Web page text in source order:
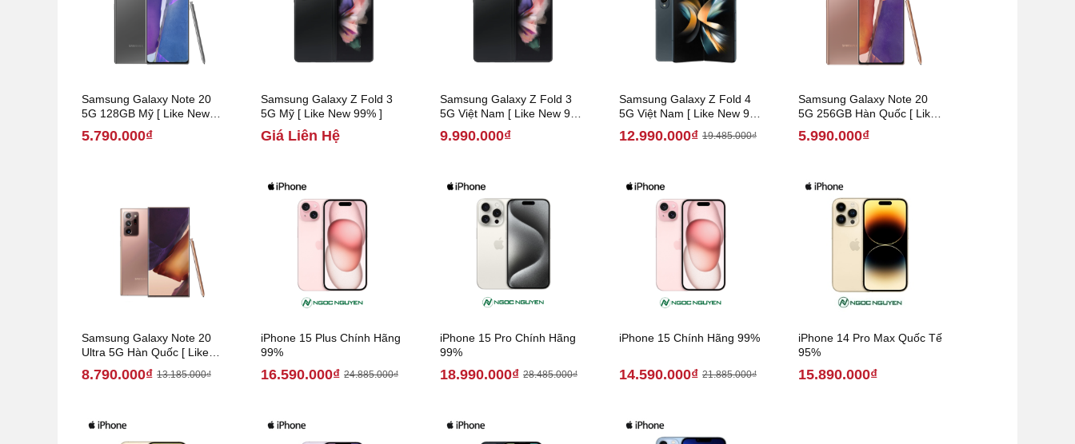
Samsung Galaxy Note 20
5G 128GB Mỹ [ Like New
5.790.000₫
Samsung Galaxy Z Fold 3
5G Mỹ [ Like New 99% ]
Giá Liên Hệ
Samsung Galaxy Z Fold 3
5G Việt Nam [ Like New 99%
9.990.000₫
Samsung Galaxy Z Fold 4
5G Việt Nam [ Like New 99%
12.990.000₫ 19.485.000₫
Samsung Galaxy Note 20
5G 256GB Hàn Quốc [ Like
5.990.000₫
Samsung Galaxy Note 20
Ultra 5G Hàn Quốc [ Like
8.790.000₫ 13.185.000₫
iPhone 15 Plus Chính Hãng
99%
16.590.000₫ 24.885.000₫
iPhone 15 Pro Chính Hãng
99%
18.990.000₫ 28.485.000₫
iPhone 15 Chính Hãng 99%
14.590.000₫ 21.885.000₫
iPhone 14 Pro Max Quốc Tế
95%
15.890.000₫